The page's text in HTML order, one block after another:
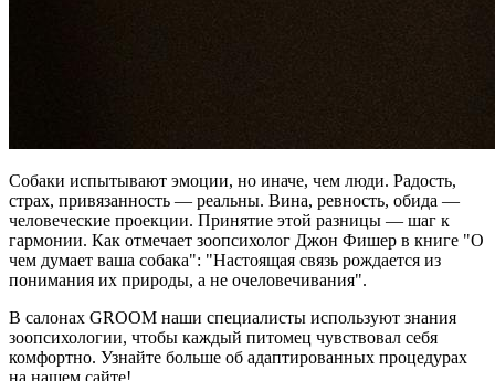
Собаки испытывают эмоции, но иначе, чем люди. Радость,
страх, привязанность — реальны. Вина, ревность, обида —
человеческие проекции. Принятие этой разницы — шаг к
гармонии. Как отмечает зоопсихолог Джон Фишер в книге "О
чем думает ваша собака": "Настоящая связь рождается из
понимания их природы, а не очеловечивания".
В салонах GROOM наши специалисты используют знания
зоопсихологии, чтобы каждый питомец чувствовал себя
комфортно. Узнайте больше об адаптированных процедурах